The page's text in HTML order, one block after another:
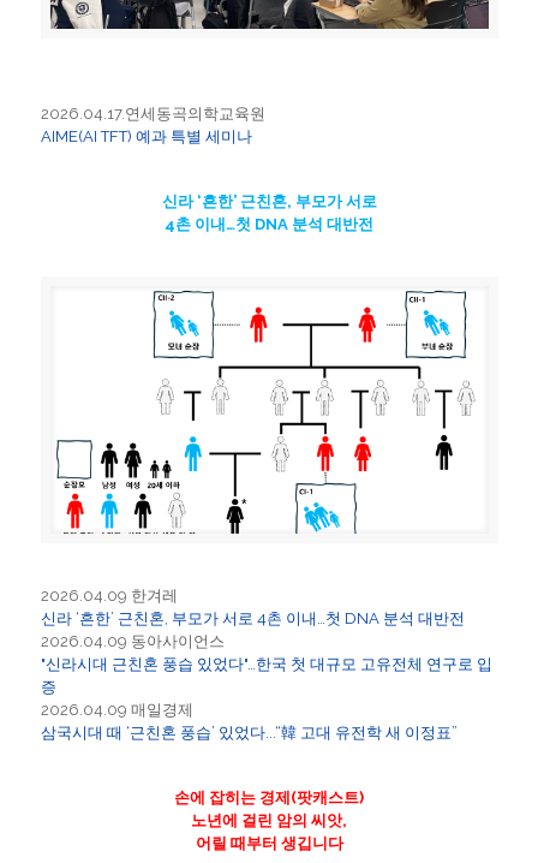
2026.04.17.연세동곡의학교육원
AIME(AI TFT) 예과 특별 세미나
신라 ‘흔한’ 근친혼, 부모가 서로
4촌 이내…첫 DNA 분석 대반전
2026.04.09 한겨레
신라 ‘흔한’ 근친혼, 부모가 서로 4촌 이내…첫 DNA 분석 대반전
2026.04.09 동아사이언스
"신라시대 근친혼 풍습 있었다"…한국 첫 대규모 고유전체 연구로 입
증
2026.04.09 매일경제
삼국시대 때 ‘근친혼 풍습’ 있었다...“韓 고대 유전학 새 이정표”
손에 잡히는 경제(팟캐스트)
노년에 걸린 암의 씨앗,
어릴 때부터 생깁니다